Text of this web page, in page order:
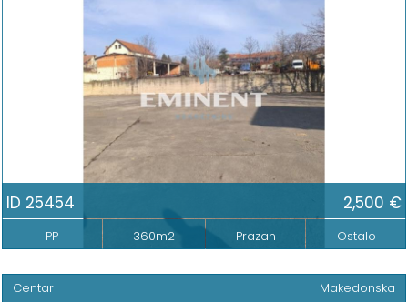
ID 25454 2,500 €
PP 360m2 Prazan Ostalo
Centar Makedonska